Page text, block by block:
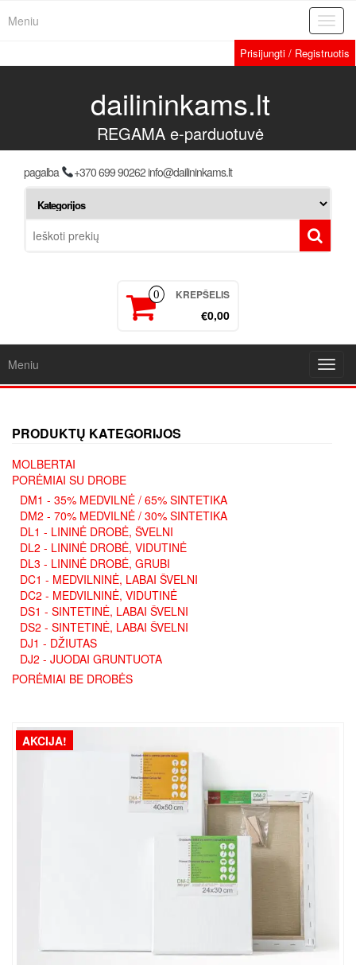
Meniu
Prisijungti / Registruotis
dailininkams.lt
REGAMA e-parduotuvė
pagalba +370 699 90262 info@dailininkams.lt
0 KREPŠELIS
€0,00
Meniu
PRODUKTŲ KATEGORIJOS
MOLBERTAI
PORĖMIAI SU DROBE
DM1 - 35% MEDVILNĖ / 65% SINTETIKA
DM2 - 70% MEDVILNĖ / 30% SINTETIKA
DL1 - LININĖ DROBĖ, ŠVELNI
DL2 - LININĖ DROBĖ, VIDUTINĖ
DL3 - LININĖ DROBĖ, GRUBI
DC1 - MEDVILNINĖ, LABAI ŠVELNI
DC2 - MEDVILNINĖ, VIDUTINĖ
DS1 - SINTETINĖ, LABAI ŠVELNI
DS2 - SINTETINĖ, LABAI ŠVELNI
DJ1 - DŽIUTAS
DJ2 - JUODAI GRUNTUOTA
PORĖMIAI BE DROBĖS
AKCIJA!